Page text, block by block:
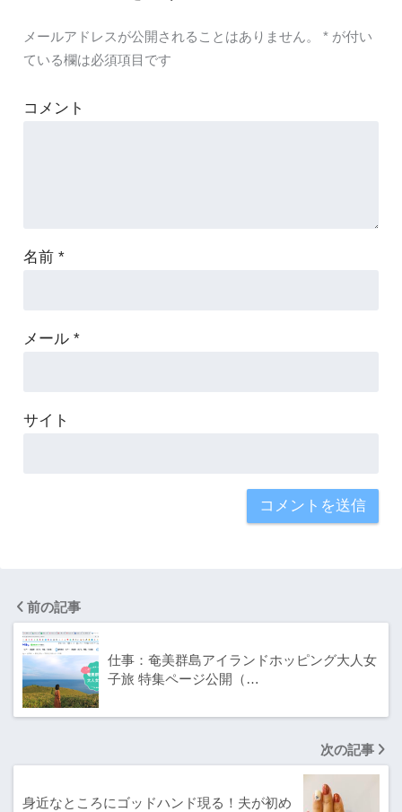
メールアドレスが公開されることはありません。 *が付い
ている欄は必須項目です
コメント
名前 *
メール *
サイト
前の記事
仕事：奄美群島アイランドホッピング大人女
子旅 特集ページ公開（…
次の記事
身近なところにゴッドハンド現る！夫が初め